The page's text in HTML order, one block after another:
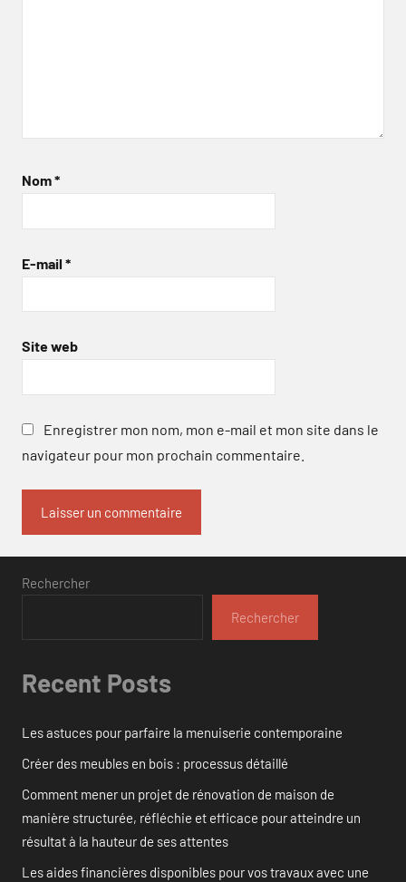
Nom*
E-mail *
Site web
Enregistrer mon nom, mon e-mail et mon site dans le
navigateur pour mon prochain commentaire.
Rechercher
Rechercher
Recent Posts
Les astuces pour parfaire la menuiserie contemporaine
Créer des meubles en bois : processus détaillé
Comment mener un projet de rénovation de maison de
manière structurée, réfléchie et efficace pour atteindre un
résultat à la hauteur de ses attentes
Les aides financières disponibles pour vos travaux avec une